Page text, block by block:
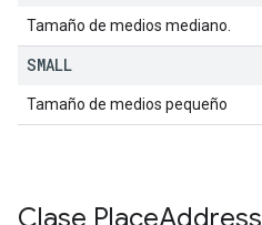
Tamaño de medios mediano.
SMALL
Tamaño de medios pequeño
Clase PlaceAddress